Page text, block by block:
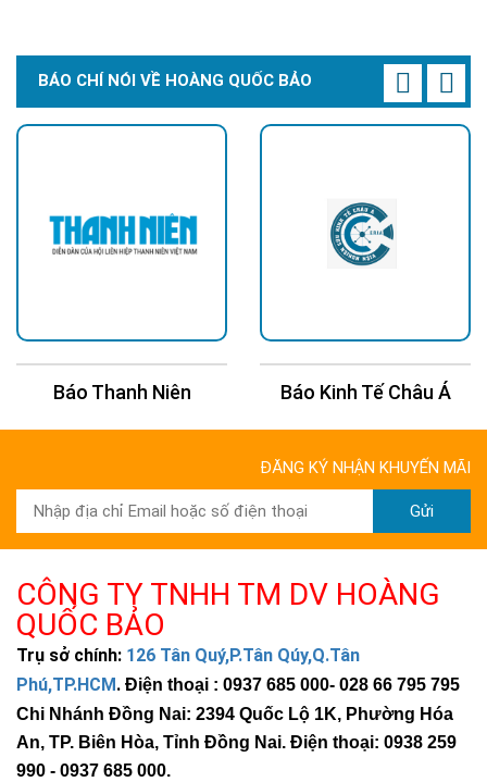
BÁO CHÍ NÓI VỀ HOÀNG QUỐC BẢO
Báo Thanh Niên Báo Kinh Tế Châu Á
ĐĂNG KÝ NHẬN KHUYẾN MÃI
Gửi
CÔNG TY TNHH TM DV HOÀNG
QUỐC BẢO
Trụ sở chính: 126 Tân Quý,P.Tân Qúy,Q.Tân
Phú,TP.HCM . Điện thoại : 0937 685 000- 028 66 795 795
Chi Nhánh Đồng Nai: 2394 Quốc Lộ 1K, Phường Hóa
An, TP. Biên Hòa, Tỉnh Đồng Nai. Điện thoại: 0938 259
990 - 0937 685 000.